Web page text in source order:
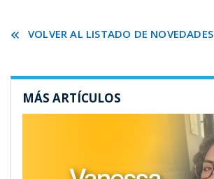
VOLVER AL LISTADO DE NOVEDADES
MÁS ARTÍCULOS